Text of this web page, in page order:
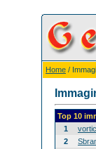
Home /
Top 10
1
2